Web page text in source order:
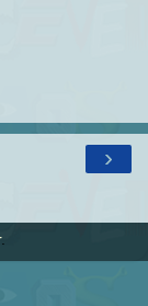
›
.